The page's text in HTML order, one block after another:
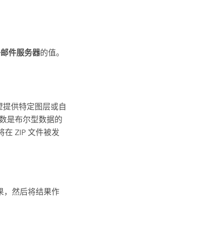
件服务器的值。
供特定图层或自
是布尔型数据的
在 ZIP 文件被发
，然后将结果作